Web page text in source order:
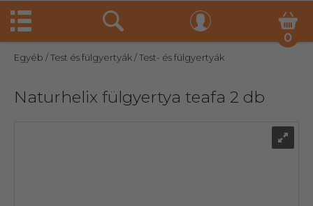
0
Egyéb / Test és fülgyertyák/ Test- és fülgyertyák
Naturhelix fülgyertya teafa 2 db